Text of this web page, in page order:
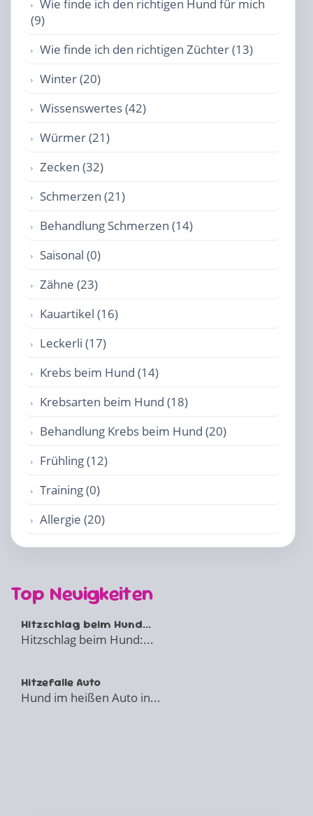
Wie finde ich den richtigen Hund für mich
(9)
Wie finde ich den richtigen Züchter (13)
Winter (20)
Wissenswertes (42)
Würmer (21)
Zecken (32)
Schmerzen (21)
Behandlung Schmerzen (14)
Saisonal (0)
Zähne (23)
Kauartikel (16)
Leckerli (17)
Krebs beim Hund (14)
Krebsarten beim Hund (18)
Behandlung Krebs beim Hund (20)
Frühling (12)
Training (0)
Allergie (20)
Top Neuigkeiten
Hitzschlag beim Hund...
Hitzschlag beim Hund:...
Hitzefalle Auto
Hund im heißen Auto in...